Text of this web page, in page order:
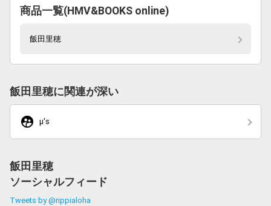
商品一覧(HMV&BOOKS online)
飯田里穂
飯田里穂に関連が深い
supervised_user_circle μ's
飯田里穂
ソーシャルフィード
Tweets by @rippialoha